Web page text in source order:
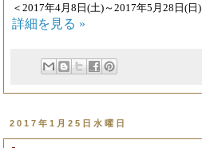
＜2017年4月8日(土)～2017年5月28日(日)
詳細を見る »
2017年1月25日水曜日